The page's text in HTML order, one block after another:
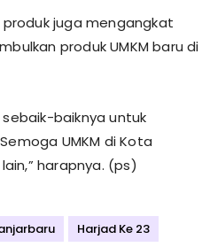
juga mengangkat
produk UMKM baru di
baiknya untuk
UMKM di Kota
harapnya. (ps)
Harjad Ke 23